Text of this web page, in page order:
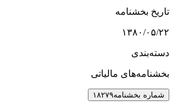
تاریخ بخشنامه
۱۳۸۰/۰۵/۲۲
دسته‌بندی
بخشنامه‌های مالیاتی
شماره بخشنامه۱۸۲۷۹